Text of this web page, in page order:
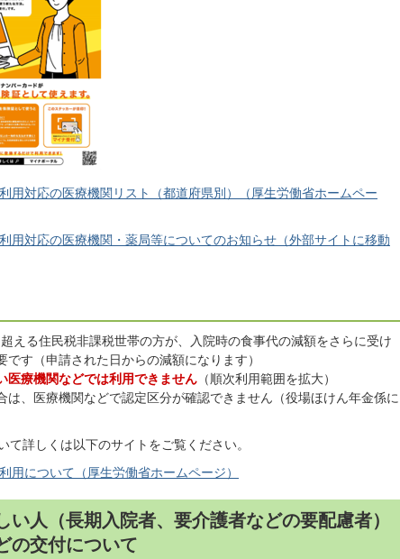
用対応の医療機関リスト（都道府県別）（厚生労働省ホームペー
用対応の医療機関・薬局等についてのお知らせ（外部サイトに移動
える住民税非課税世帯の方が、入院時の食事代の減額をさらに受け
す（申請された日からの減額になります）
医療機関などでは利用できません （順次利用範囲を拡大）
は、医療機関などで認定区分が確認できません（役場ほけん年金係に
詳しくは以下のサイトをご覧ください。
用について（厚生労働省ホームページ）
人（長期入院者、要介護者などの要配慮者）
の交付について